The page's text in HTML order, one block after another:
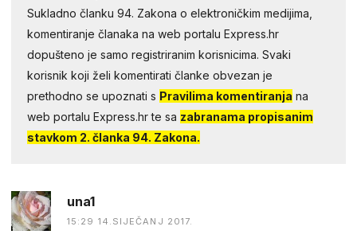
Sukladno članku 94. Zakona o elektroničkim medijima,
komentiranje članaka na web portalu Express.hr
dopušteno je samo registriranim korisnicima. Svaki
korisnik koji želi komentirati članke obvezan je
prethodno se upoznati s Pravilima komentiranja na
web portalu Express.hr te sa zabranama propisanim
stavkom 2. članka 94. Zakona.
una1
15:29 14.SIJEČANJ 2017.